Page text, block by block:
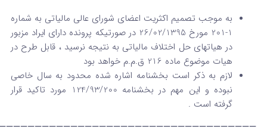
به موجب تصمیم اکثریت اعضای شورای عالی مالیاتی به شماره
1-201 مورخ 26/02/1395 در صورتیکه پرونده دارای ایراد مزبور
در هیاتهای حل اختلاف مالیاتی به نتیجه نرسید ، قابل طرح در
هیات موضوع ماده 216 ق.م.م خواهد بود
لازم به ذکر است بخشنامه اشاره شده محدود به سال خاصی
نبوده و این مهم در بخشنامه 124/93/200 مورد تاکید قرار
گرفته است .